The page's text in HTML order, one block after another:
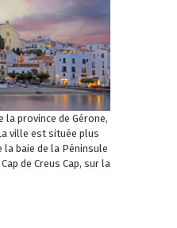
la province de Gérone,
ville est située plus
la baie de la Péninsule
de Creus Cap, sur la